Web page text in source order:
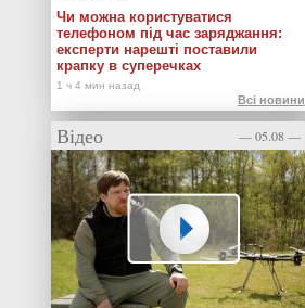
Чи можна користуватися
телефоном під час заряджання:
експерти нарешті поставили
крапку в суперечках
Всі новини
Відео — 05.08 —